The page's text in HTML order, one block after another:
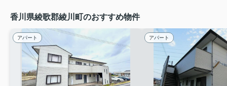
香川県綾歌郡綾川町のおすすめ物件
アパート アパート